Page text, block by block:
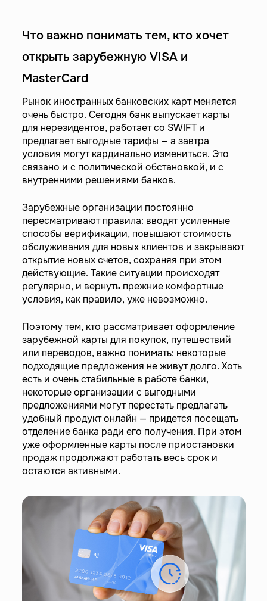
Что важно понимать тем, кто хочет
открыть зарубежную VISA и
MasterCard
Рынок иностранных банковских карт меняется
очень быстро. Сегодня банк выпускает карты
для нерезидентов, работает со SWIFT и
предлагает выгодные тарифы — а завтра
условия могут кардинально измениться. Это
связано и с политической обстановкой, и с
внутренними решениями банков.
Зарубежные организации постоянно
пересматривают правила: вводят усиленные
способы верификации, повышают стоимость
обслуживания для новых клиентов и закрывают
открытие новых счетов, сохраняя при этом
действующие. Такие ситуации происходят
регулярно, и вернуть прежние комфортные
условия, как правило, уже невозможно.
Поэтому тем, кто рассматривает оформление
зарубежной карты для покупок, путешествий
или переводов, важно понимать: некоторые
подходящие предложения не живут долго. Хоть
есть и очень стабильные в работе банки,
некоторые организации с выгодными
предложениями могут перестать предлагать
удобный продукт онлайн — придется посещать
отделение банка ради его получения. При этом
уже оформленные карты после приостановки
продаж продолжают работать весь срок и
остаются активными.